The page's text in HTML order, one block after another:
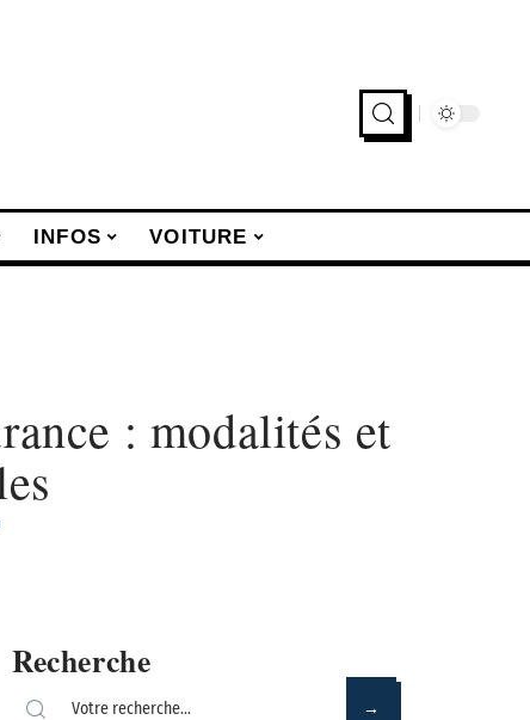
INFOS VOITURE
: modalités et
Recherche